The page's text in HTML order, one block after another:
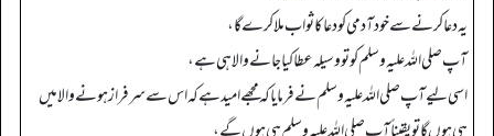
یہ دعا کرنے سے خود آدمی کو دعا کا ثواب ملا کرے گا،
آپ صلی اللہ علیہ وسلم کو تو وسیلہ عطا کیا جانے والا ہی ہے،
اسی لیے آپ صلی اللہ علیہ وسلم نے فرمایا کہ مجھے امید ہے کہ اس سے سرفراز ہونے والا میں